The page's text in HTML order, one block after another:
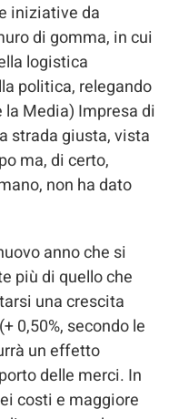
iniziative da
di gomma, in cui
logistica
politica, relegando
Media) Impresa di
strada giusta, vista
ma, di certo,
non ha dato
anno che si
più di quello che
una crescita
0,50%, secondo le
un effetto
delle merci. In
costi e maggiore